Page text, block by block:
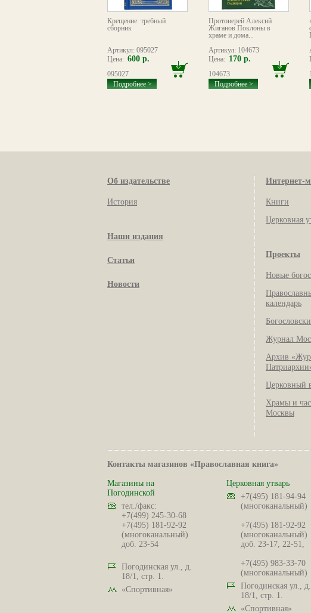
Крещение: требный
сборник
Артикул: 095027
Цена: 600 р.
095027
Подробнее >
Протоиерей Алексий
Жиганов Поклоны в
храме и дома...
Артикул: 104673
Цена: 170 р.
104673
Подробнее >
Об издательстве
История
Наши издания
Статьи
Новости
Интернет-
Книги
Церковная
Проекты
Новые
календарь
Журнал
Архив
Церковный
Храмы и
Москвы
Контакты магазинов «Православная книга»
Магазины на
Погодинской
тел./факс:
+7(499) 245-30-68
+7(495) 181-92-92
(многоканальный)
доб. 23-54
Погодинская ул., д.
18/1, стр. 1.
«Спортивная»
Церковная утварь
+7(495) 181-94-94
(многоканальный)
+7(495) 181-92-92
(многоканальный)
доб. 23-17, 22-51,
+7(495) 983-33-70
(многоканальный)
Погодинская ул., д.
18/1, стр. 1.
«Спортивная»